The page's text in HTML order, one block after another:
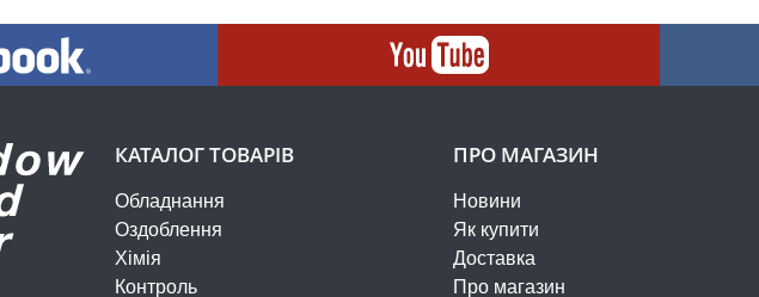
КАТАЛОГ ТОВАРІВ
Обладнання
Оздоблення
Хімія
Контроль
ПРО МАГАЗИН
Новини
Як купити
Доставка
Про магазин